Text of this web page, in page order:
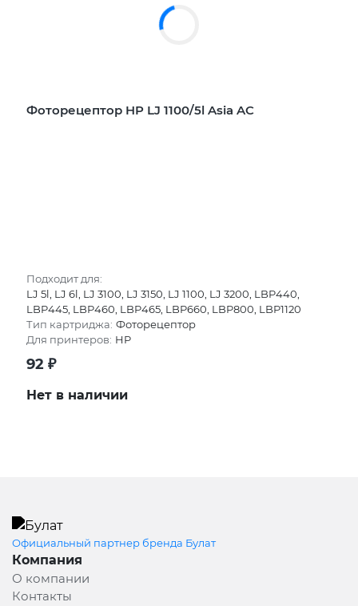
Фоторецептор HP LJ 1100/5l Asia AC
Подходит для:
LJ 5l, LJ 6l, LJ 3100, LJ 3150, LJ 1100, LJ 3200, LBP440,
LBP445, LBP460, LBP465, LBP660, LBP800, LBP1120
Тип картриджа: Фоторецептор
Для принтеров: HP
92 ₽
Нет в наличии
Официальный партнер бренда Булат
Компания
О компании
Контакты